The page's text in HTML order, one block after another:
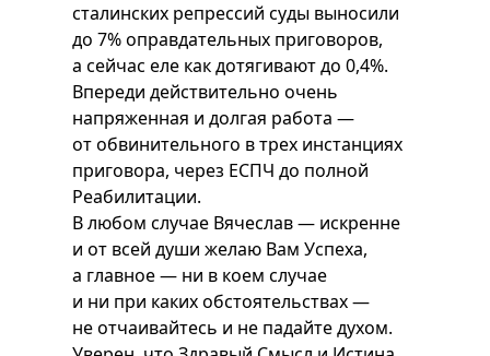
сталинских репрессий суды выносили
до 7% оправдательных приговоров,
а сейчас еле как дотягивают до 0,4%.
Впереди действительно очень
напряженная и долгая работа —
от обвинительного в трех инстанциях
приговора, через ЕСПЧ до полной
Реабилитации.
В любом случае Вячеслав — искренне
и от всей души желаю Вам Успеха,
а главное — ни в коем случае
и ни при каких обстоятельствах —
не отчаивайтесь и не падайте духом.